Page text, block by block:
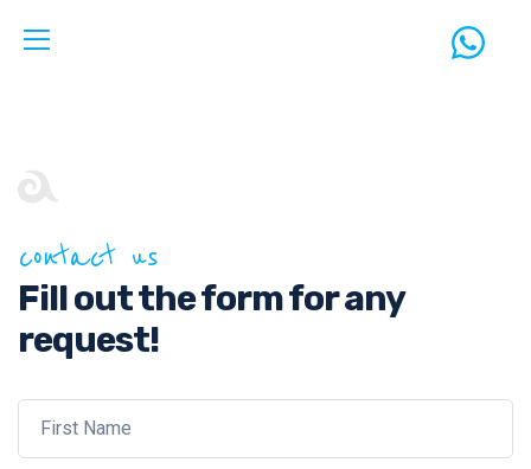
contact us
Fill out the form for any
request!